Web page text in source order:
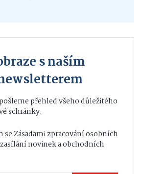
s naším
přehled všeho důležitého
schránky.
seZásadami zpracování osobních
novinek a obchodních